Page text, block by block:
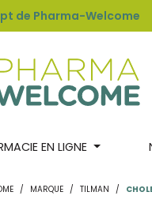
de Pharma-Welcome
EN LIGNE
MARQUE TILMAN